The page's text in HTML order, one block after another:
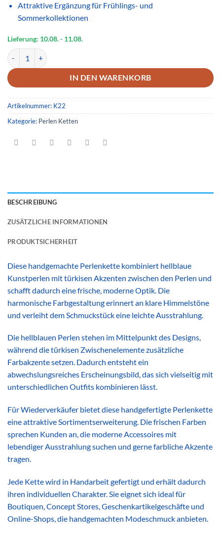
Attraktive Ergänzung für Frühlings- und
Sommerkollektionen
Lieferung: 10.08.- 11.08.
Handgemachte Perlenkette Hellblau Türkis – Frischer
IN DEN WARENKORB
Artikelnummer: K22
Kategorie: Perlen Ketten
BESCHREIBUNG
ZUSÄTZLICHE INFORMATIONEN
PRODUKTSICHERHEIT
Diese handgemachte Perlenkette kombiniert hellblaue
Kunstperlen mit türkisen Akzenten zwischen den Perlen und
schafft dadurch eine frische, moderne Optik. Die
harmonische Farbgestaltung erinnert an klare Himmelstöne
und verleiht dem Schmuckstück eine leichte Ausstrahlung.
Die hellblauen Perlen stehen im Mittelpunkt des Designs,
während die türkisen Zwischenelemente zusätzliche
Farbakzente setzen. Dadurch entsteht ein
abwechslungsreiches Erscheinungsbild, das sich vielseitig mit
unterschiedlichen Outfits kombinieren lässt.
Für Wiederverkäufer bietet diese handgefertigte Perlenkette
eine attraktive Sortimentserweiterung. Die frischen Farben
sprechen Kunden an, die moderne Accessoires mit
lebendiger Ausstrahlung suchen und gerne farbliche Akzente
tragen.
Jede Kette wird in Handarbeit gefertigt und erhält dadurch
ihren individuellen Charakter. Sie eignet sich ideal für
Boutiquen, Concept Stores, Geschenkartikelgeschäfte und
Online-Shops, die handgemachten Modeschmuck anbieten.